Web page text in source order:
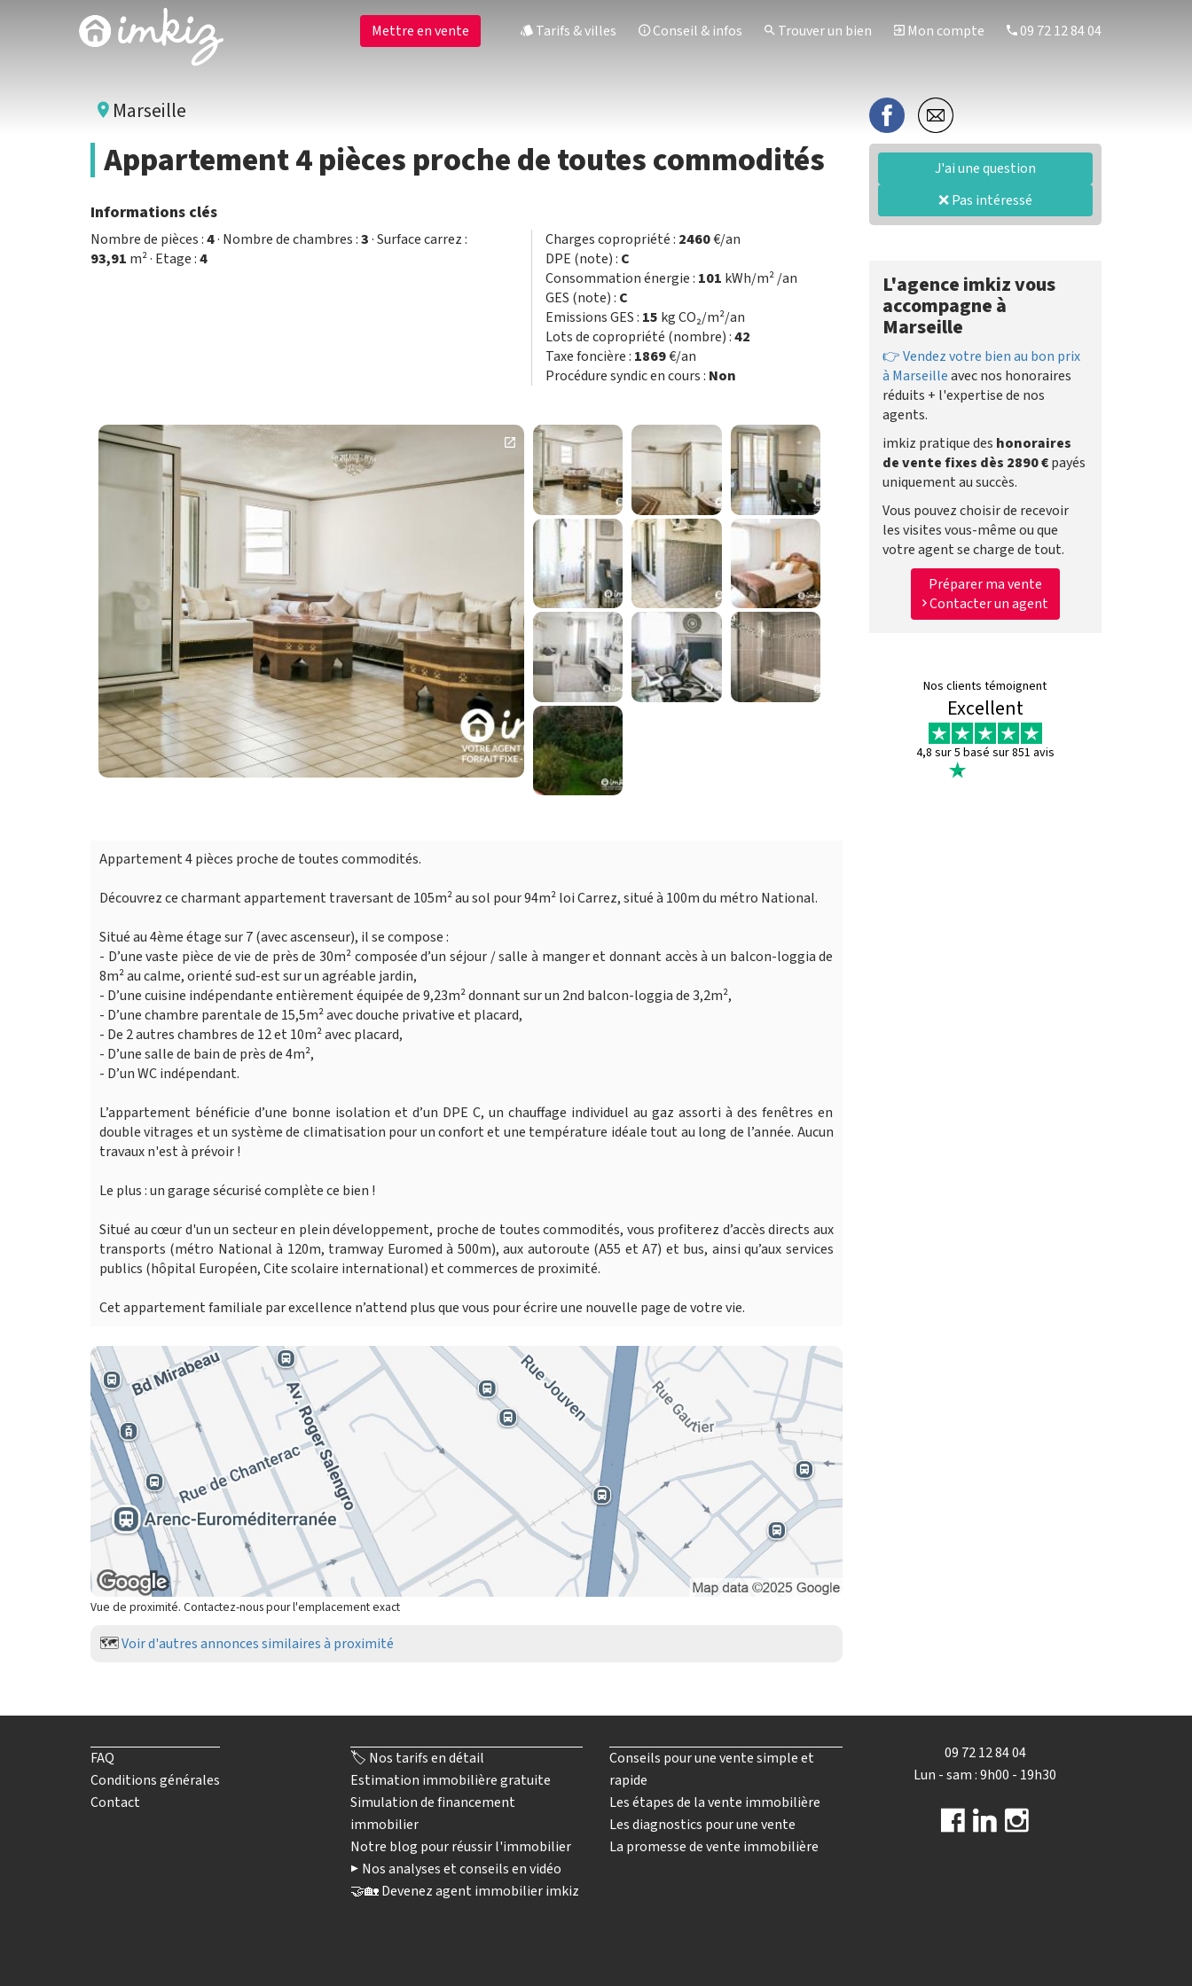
Mettre en vente Tarifs & villes Conseil & infos Trouver un bien Mon compte 09 72 12 84 04
Marseille
Appartement 4 pièces proche de toutes commodités
Informations clés
Nombre de pièces :4· Nombre de chambres :3· Surface carrez :
93,91 m² · Etage :4
Charges copropriété : 2460€/an
DPE (note) : C
Consommation énergie : 101 kWh/m² /an
GES (note) : C
Emissions GES : 15 kg CO₂/m²/an
Lots de copropriété (nombre) :42
Taxe foncière : 1869€/an
Procédure syndic en cours : Non
Appartement 4 pièces proche de toutes commodités.
Découvrez ce charmant appartement traversant de 105m² au sol pour 94m² loi Carrez, situé à 100m du métro National.
Situé au 4ème étage sur 7 (avec ascenseur), il se compose :
- D’une vaste pièce de vie de près de 30m² composée d’un séjour / salle à manger et donnant accès à un balcon-loggia de
8m² au calme, orienté sud-est sur un agréable jardin,
- D’une cuisine indépendante entièrement équipée de 9,23m² donnant sur un 2nd balcon-loggia de 3,2m²,
- D’une chambre parentale de 15,5m² avec douche privative et placard,
- De 2 autres chambres de 12 et 10m² avec placard,
- D’une salle de bain de près de 4m²,
- D’un WC indépendant.
L’appartement bénéficie d’une bonne isolation et d’un DPE C, un chauffage individuel au gaz assorti à des fenêtres en
double vitrages et un système de climatisation pour un confort et une température idéale tout au long de l’année. Aucun
travaux n'est à prévoir !
Le plus : un garage sécurisé complète ce bien !
Situé au cœur d'un un secteur en plein développement, proche de toutes commodités, vous profiterez d’accès directs aux
transports (métro National à 120m, tramway Euromed à 500m), aux autoroute (A55 et A7) et bus, ainsi qu’aux services
publics (hôpital Européen, Cite scolaire international) et commerces de proximité.
Cet appartement familiale par excellence n’attend plus que vous pour écrire une nouvelle page de votre vie.
Vue de proximité. Contactez-nous pour l'emplacement exact
🗺️Voir d'autres annonces similaires à proximité
J'ai une question
❌ Pas intéressé
L'agence imkiz vous
accompagne à
Marseille
👉 Vendez votre bien au bon prix
à Marseilleavec nos honoraires
réduits + l'expertise de nos
agents.
imkiz pratique des honoraires
de vente fixes dès 2890 €payés
uniquement au succès.
Vous pouvez choisir de recevoir
les visites vous-même ou que
votre agent se charge de tout.
Préparer ma vente
Contacter un agent
Nos clients témoignent
Excellent
4,8 sur 5 basé sur 851 avis
FAQ
Conditions générales
Contact
🏷️ Nos tarifs en détail
Estimation immobilière gratuite
Simulation de financement
immobilier
Notre blog pour réussir l'immobilier
▶️ Nos analyses et conseils en vidéo
🤝🏡 Devenez agent immobilier imkiz
Conseils pour une vente simple et
rapide
Les étapes de la vente immobilière
Les diagnostics pour une vente
La promesse de vente immobilière
09 72 12 84 04
Lun - sam : 9h00 - 19h30